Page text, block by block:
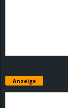
Anzeige